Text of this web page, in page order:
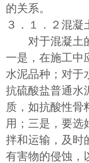
的关系。
３．１．２混
对于混凝土的
一是，在施工中
水泥品种；对于
抗硫酸盐普通水
质，如抗酸性骨
用；三是，要选
拌和运输，及时
有害物的侵蚀，